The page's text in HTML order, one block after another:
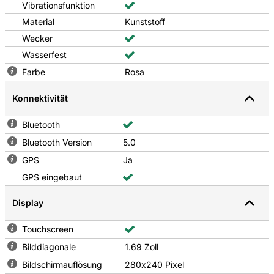
Vibrationsfunktion
Material
Kunststoff
Wecker
Wasserfest
Farbe
Rosa
Konnektivität
Bluetooth
Bluetooth Version
5.0
GPS
Ja
GPS eingebaut
Display
Touchscreen
Bilddiagonale
1.69 Zoll
Bildschirmauflösung
280x240 Pixel